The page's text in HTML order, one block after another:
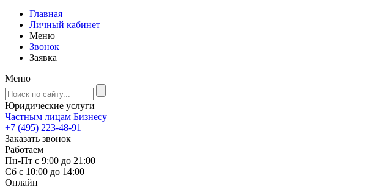
Главная
Личный кабинет
Меню
Звонок
Заявка
Меню
Юридические услуги
Частным лицам Бизнесу
+7 (495) 223-48-91
Заказать звонок
Работаем
Пн-Пт с 9:00 до 21:00
Сб с 10:00 до 14:00
Онлайн